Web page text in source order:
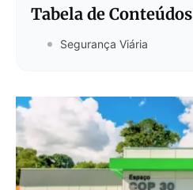
Tabela de Conteúdos
Segurança Viária